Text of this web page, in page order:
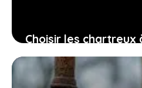
Choisir les chartreux
secteur central où
les inconvénients